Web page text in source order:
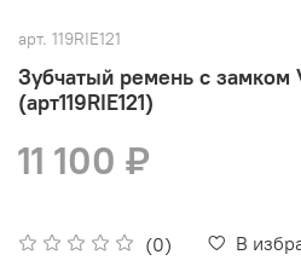
арт. 119RIE121
Зубчатый ремень с
(арт119RIE121)
(0) В
11 100 ₽